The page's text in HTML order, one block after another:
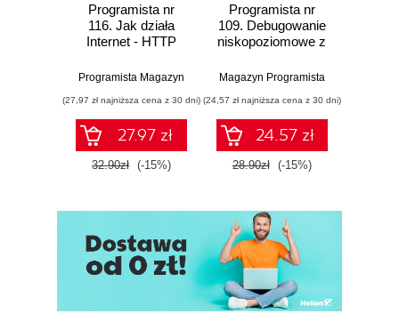
Programista nr
116. Jak działa
Internet - HTTP
Programista Magazyn
(27,97 zł najniższa cena z 30 dni)
27.97 zł
32.90zł (-15%)
Programista nr
109. Debugowanie
niskopoziomowe z
Magazyn Programista
(24,57 zł najniższa cena z 30 dni)
24.57 zł
28.90zł (-15%)